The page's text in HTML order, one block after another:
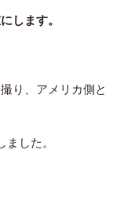
します。
り、アメリカ側と
した。